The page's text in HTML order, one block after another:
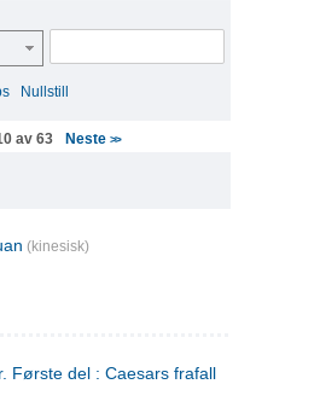
Nullstill
av 63 Neste>>
(kinesisk)
Første del : Caesars frafall